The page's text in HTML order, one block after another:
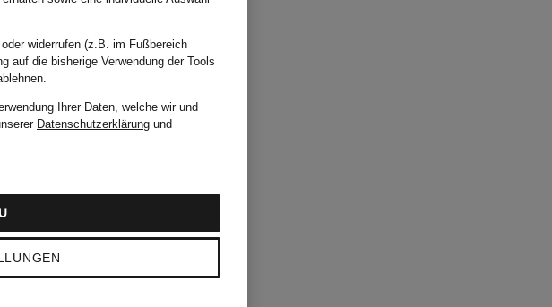
widerrufen (z.B. im Fußbereich
auf die bisherige Verwendung der Tools
Ihrer Daten, welche wir und
Datenschutzerklärung und